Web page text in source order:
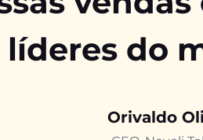
líderes do
Orivaldo